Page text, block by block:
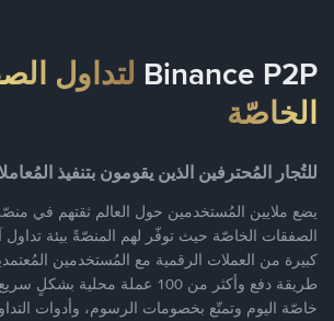
Binance P2P لتداول
الخاصّة
للتُجار المُحترفين الذين يقومون بتنفيذ
الصفقات الخاصّة حيث توفّر لهم المنصّةً بيئة تداول
طريقة دفع وأكثر من 100 عملة
خاصّة اليوم وتمتّع بخصومات الرسوم، وأدوات